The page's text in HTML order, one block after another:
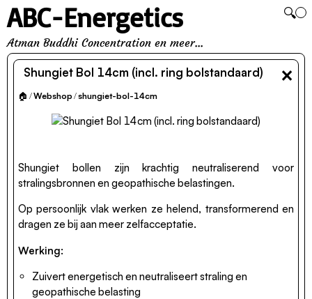
🔍
ABC-Energetics
Atman Buddhi Concentration en meer...
×
Shungiet Bol 14cm (incl. ring bolstandaard)
🏠 /Webshop /shungiet-bol-14cm
Shungiet bollen zijn krachtig neutraliserend voor
stralingsbronnen en geopathische belastingen.
Op persoonlijk vlak werken ze helend, transformerend en
dragen ze bij aan meer zelfacceptatie.
Werking:
Zuivert energetisch en neutraliseert straling en
geopathische belasting